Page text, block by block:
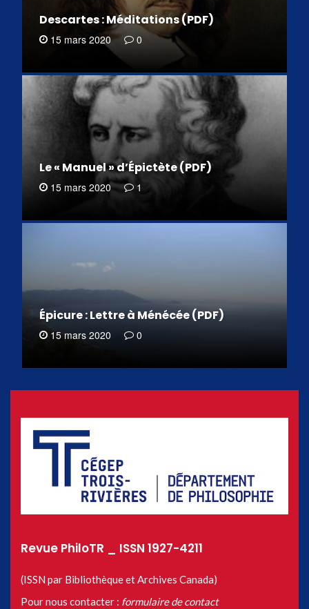
Descartes : Méditations (PDF)
15 mars 2020 0
Le « Manuel » d’Épictète (PDF)
15 mars 2020 1
Épicure : Lettre à Ménécée (PDF)
15 mars 2020 0
Revue PhiloTR _ ISSN 1927-4211
(ISSN par Bibliothèque et Archives Canada)
Pour nous contacter : formulaire de contact